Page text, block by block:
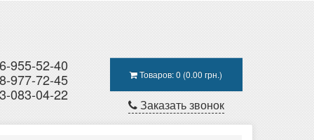
955-52-40
977-72-45
083-04-22
Товаров: 0 (0.00 грн.)
Заказать звонок